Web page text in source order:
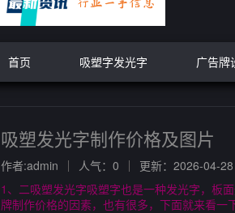
首页 吸塑字发光字 广告牌
吸塑发光字制作价格及图片
作者:admin 人气：0
更新：2026-04-
1、二吸塑发光字吸塑字也是一种发光字，板
牌制作价格的因素，也有很多，下面就来看一